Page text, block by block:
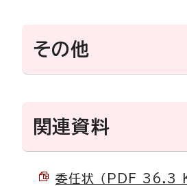
その他
関連資料
委任状 （PDF 36.3